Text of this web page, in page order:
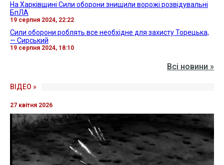
На Харківщині Сили оборони знищили ворожі розвідувальні
БпЛА
19 серпня 2024, 22:22
Сили оборони роблять все необхідне для захисту Торецька,
— Сирський
19 серпня 2024, 18:10
Всі новини »
ВІДЕО »
27 квітня 2026